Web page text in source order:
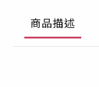
商品描述